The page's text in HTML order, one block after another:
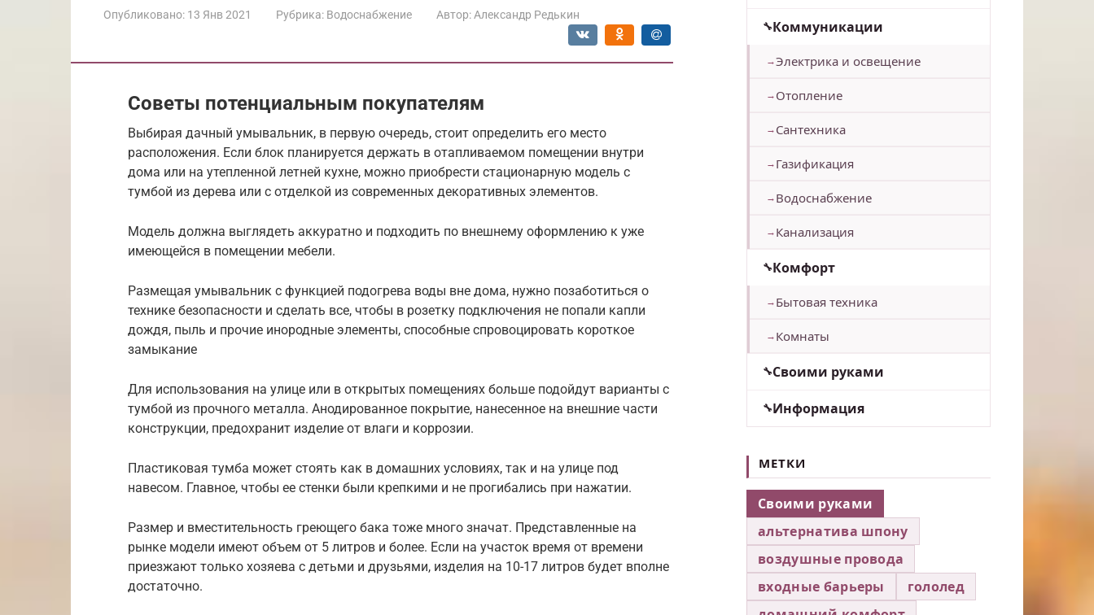
Опубликовано: 13 Янв 2021 Рубрика: Водоснабжение Автор: Александр Редькин
Советы потенциальным покупателям
Выбирая дачный умывальник, в первую очередь, стоит определить его место
расположения. Если блок планируется держать в отапливаемом помещении внутри
дома или на утепленной летней кухне, можно приобрести стационарную модель с
тумбой из дерева или с отделкой из современных декоративных элементов.
Модель должна выглядеть аккуратно и подходить по внешнему оформлению к уже
имеющейся в помещении мебели.
Размещая умывальник с функцией подогрева воды вне дома, нужно позаботиться о
технике безопасности и сделать все, чтобы в розетку подключения не попали капли
дождя, пыль и прочие инородные элементы, способные спровоцировать короткое
замыкание
Для использования на улице или в открытых помещениях больше подойдут варианты с
тумбой из прочного металла. Анодированное покрытие, нанесенное на внешние части
конструкции, предохранит изделие от влаги и коррозии.
Пластиковая тумба может стоять как в домашних условиях, так и на улице под
навесом. Главное, чтобы ее стенки были крепкими и не прогибались при нажатии.
Размер и вместительность греющего бака тоже много значат. Представленные на
рынке модели имеют объем от 5 литров и более. Если на участок время от времени
приезжают только хозяева с детьми и друзьями, изделия на 10-17 литров будет вполне
достаточно.
Коммуникации
Электрика и освещение
Отопление
Сантехника
Газификация
Водоснабжение
Канализация
Комфорт
Бытовая техника
Комнаты
Своими руками
Информация
МЕТКИ
Своими руками
альтернатива шпону
воздушные провода
входные барьеры
гололед